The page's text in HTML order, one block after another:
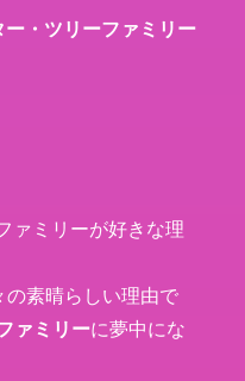
・ツリーファミリー
ァミリーが好きな理
素晴らしい理由で
ァミリーに夢中にな